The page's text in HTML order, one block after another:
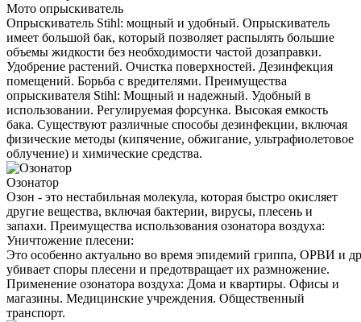
Мото опрыскиватель
Опрыскиватель Stihl: мощный и удобный. Опрыскиватель
имеет большой бак, который позволяет распылять большие
объемы жидкости без необходимости частой дозаправки.
Удобрение растений. Очистка поверхностей. Дезинфекция
помещений. Борьба с вредителями. Преимущества
опрыскивателя Stihl: Мощный и надежный. Удобный в
использовании. Регулируемая форсунка. Высокая емкость
бака. Существуют различные способы дезинфекции, включая
физические методы (кипячение, обжигание, ультрафиолетовое
облучение) и химические средства.
Озонатор
Озон - это нестабильная молекула, которая быстро окисляет
другие вещества, включая бактерии, вирусы, плесень и
запахи. Преимущества использования озонатора воздуха:
Уничтожение плесени:
Это особенно актуально во время эпидемий гриппа, ОРВИ и
убивает споры плесени и предотвращает их размножение.
Применение озонатора воздуха: Дома и квартиры. Офисы и
магазины. Медицинские учреждения. Общественный
транспорт.